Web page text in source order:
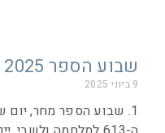
שבוע הספר 2025 – מפגשים והקדשות
9 ביוני 2025